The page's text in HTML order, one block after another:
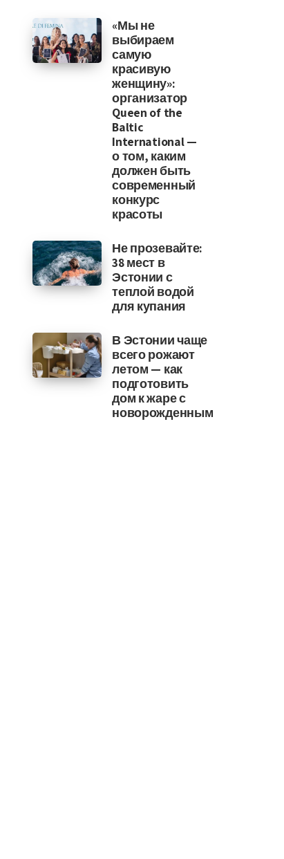
«Мы не
выбираем
самую
красивую
женщину»:
организатор
Queen of the
Baltic
International —
о том, каким
должен быть
современный
конкурс
красоты
Не прозевайте:
38 мест в
Эстонии с
теплой водой
для купания
В Эстонии чаще
всего рожают
летом — как
подготовить
дом к жаре с
новорожденным